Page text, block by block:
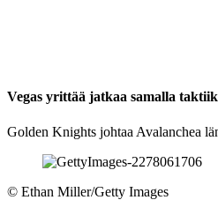
Vegas yrittää jatkaa samalla
Golden Knights johtaa Avalanchea
© Ethan Miller/Getty Images